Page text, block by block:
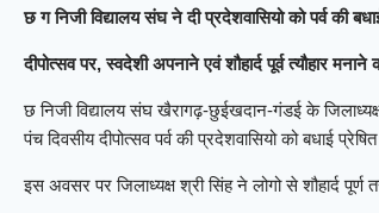
छ ग निजी विद्यालय संघ ने दी प्रदेशवासियो को पर्व की
दीपोत्सव पर, स्वदेशी अपनाने एवं शौहार्द पूर्व त्यौहार
छ निजी विद्यालय संघ खैरागढ़-छुईखदान-गंडई के
पंच दिवसीय दीपोत्सव पर्व की प्रदेशवासियो को बधाई
इस अवसर पर जिलाध्यक्ष श्री सिंह ने लोगो से शौहार्द